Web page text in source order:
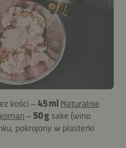
kości –45 ml Naturalnie
– 50 g sake (wino
pokrojony w plasterki